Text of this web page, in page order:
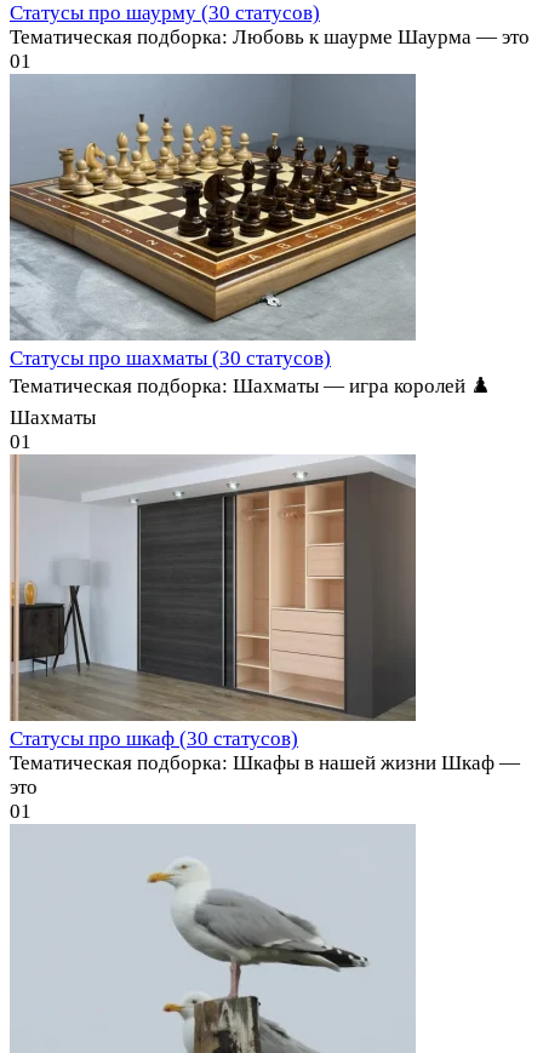
Статусы про шаурму (30 статусов)
Тематическая подборка: Любовь к шаурме Шаурма — это
01
Статусы про шахматы (30 статусов)
Тематическая подборка: Шахматы — игра королей ♟️
Шахматы
01
Статусы про шкаф (30 статусов)
Тематическая подборка: Шкафы в нашей жизни Шкаф —
это
01